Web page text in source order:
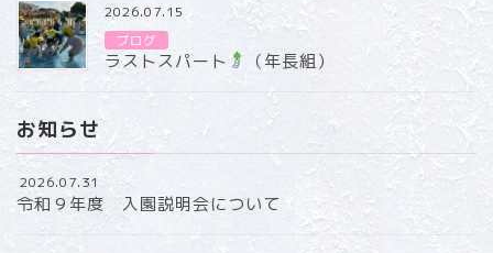
2026.07.15
ブログ
ラストスパート （年長組）
お知らせ
2026.07.31
令和９年度 入園説明会について